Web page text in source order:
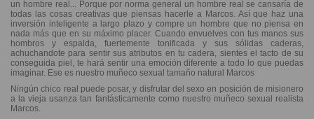
un hombre real... Porque por norma general un hombre real se cansaría de
todas las cosas creativas que piensas hacerle a Marcos. Así que haz una
inversión inteligente a largo plazo y compre un hombre que no piensa en
nada más que en su máximo placer. Cuando envuelves con tus manos sus
hombros y espalda, fuertemente tonificada y sus sólidas caderas,
achuchandote para sentir sus atributos en tu cadera, sientes el tacto de su
conseguida piel, te hará sentir una emoción diferente a todo lo que puedas
imaginar. Ese es nuestro muñeco sexual tamaño natural Marcos
Ningún chico real puede posar, y disfrutar del sexo en posición de misionero
a la vieja usanza tan fantásticamente como nuestro muñeco sexual realista
Marcos.